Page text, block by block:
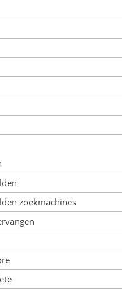
zoekmachines